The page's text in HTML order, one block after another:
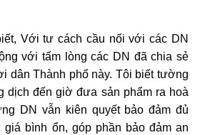
Với tư cách cầu nối với các DN
với tấm lòng các DN đã chia sẻ
dân Thành phố này. Tôi biết tường
dịch đến giờ đưa sản phẩm ra hoà
DN vẫn kiên quyết bảo đảm đủ
giá bình ổn, góp phần bảo đảm an